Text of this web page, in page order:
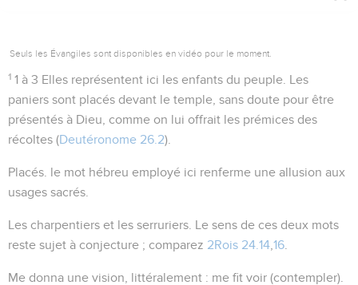
Seuls les Évangiles sont disponibles en vidéo pour le moment.
1 1 à 3 Elles représentent ici les enfants du peuple. Les
paniers sont placés devant le temple, sans doute pour être
présentés à Dieu, comme on lui offrait les prémices des
récoltes (Deutéronome 26.2).
Placés . le mot hébreu employé ici renferme une allusion aux
usages sacrés.
Les charpentiers et les serruriers . Le sens de ces deux mots
reste sujet à conjecture ; comparez 2Rois 24.14 16
Me donna une vision , littéralement : me fit voir (contempler).